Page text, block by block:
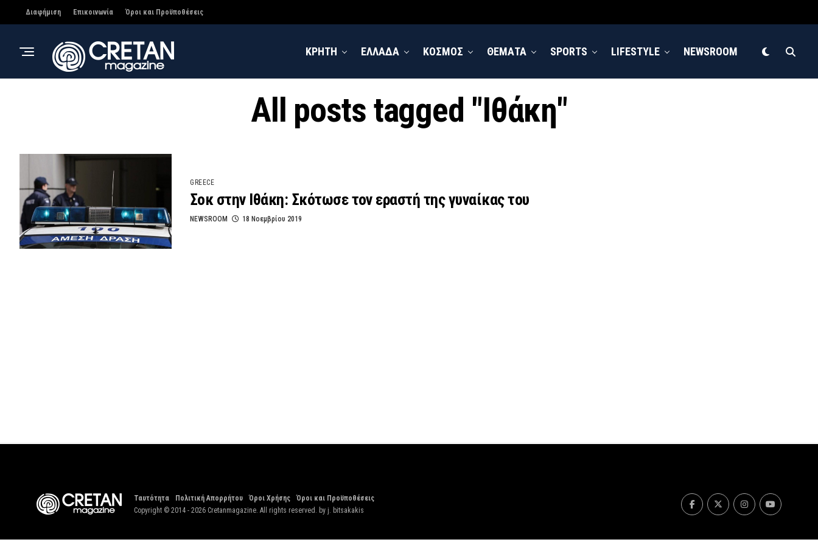
Διαφήμιση Επικοινωνία Όροι και Προϋποθέσεις
ΚΡΗΤΗ ΕΛΛΑΔΑ ΚΟΣΜΟΣ ΘΕΜΑΤΑ SPORTS LIFESTYLE NEWSROOM
All posts tagged "Ιθάκη"
GREECE
Σοκ στην Ιθάκη: Σκότωσε τον εραστή της γυναίκας του
NEWSROOM 18 Νοεμβρίου 2019
Ταυτότητα Πολιτική Απορρήτου Όροι Χρήσης
Όροι και Προϋποθέσεις
Copyright © 2014 - 2026 Cretanmagazine. All rights reserved. by j. bitsakakis